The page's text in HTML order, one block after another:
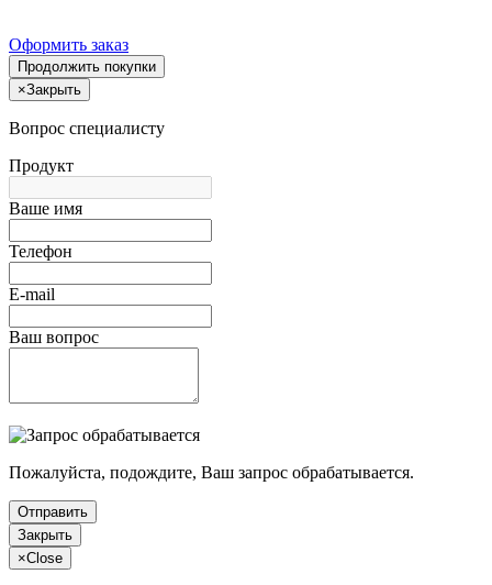
Оформить заказ
Продолжить покупки
×Закрыть
Вопрос специалисту
Продукт
Ваше имя
Телефон
E-mail
Ваш вопрос
Пожалуйста, подождите, Ваш запрос обрабатывается.
Отправить
Закрыть
×Close